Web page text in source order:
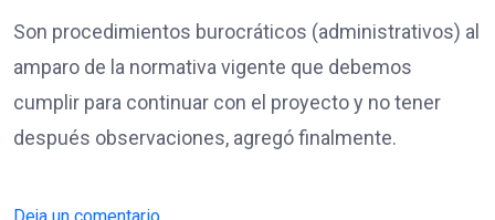
Son procedimientos burocráticos (administrativos) al
amparo de la normativa vigente que debemos
cumplir para continuar con el proyecto y no tener
después observaciones, agregó finalmente.
Deja un comentario